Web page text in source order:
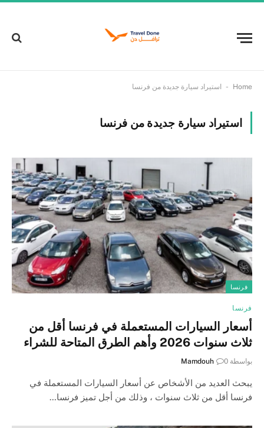
Home
- استيراد سيارة جديدة من فرنسا
استيراد سيارة جديدة من فرنسا
فرنسا
فرنسا
أسعار السيارات المستعملة في فرنسا أقل من
ثلاث سنوات 2026 وأهم الطرق المتاحة للشراء
بواسطة Mamdouh 0
يبحث العديد من الأشخاص عن أسعار السيارات المستعملة في
فرنسا أقل من ثلاث سنوات ، وذلك من أجل تميز فرنسا…